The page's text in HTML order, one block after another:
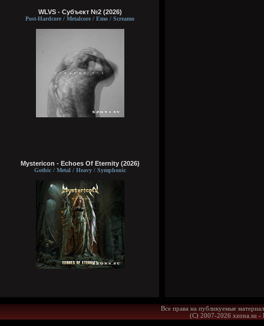
WLVS - Субъект №2 (2026)
Post-Hardcore / Metalcore / Emo / Screamo
Mystericon - Echoes Of Eternity (2026)
Gothic / Metal / Heavy / Symphonic
Все права на публикуемые
(С) 2007-2026 xzona.su -